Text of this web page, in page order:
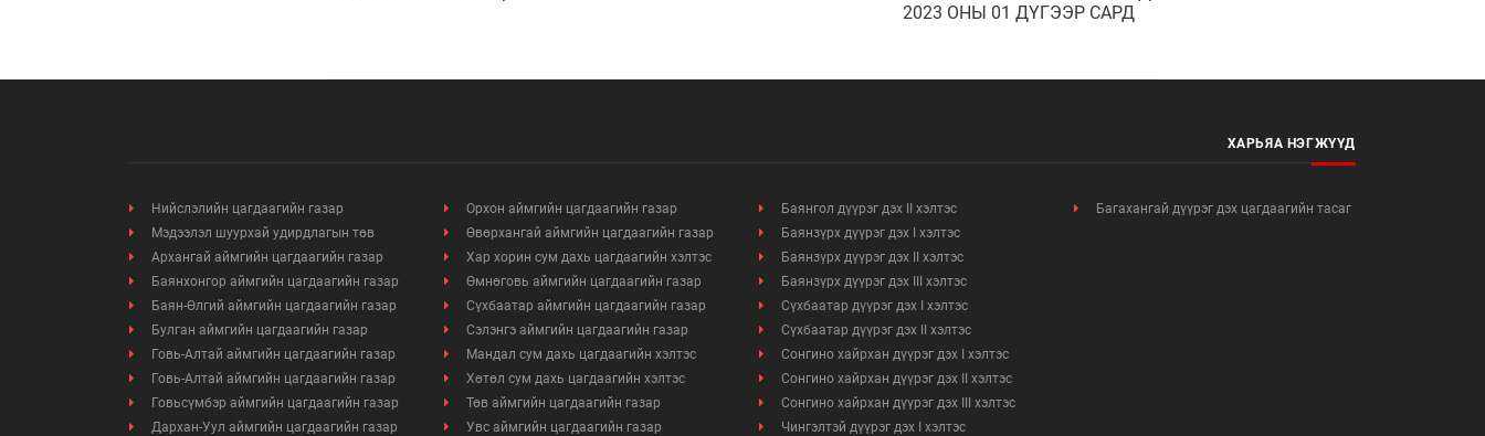
2023 ОНЫ 01 ДҮГЭЭР САРД
ХАРЬЯА НЭГЖҮҮД
Нийслэлийн цагдаагийн газар
Мэдээлэл шуурхай удирдлагын төв
Архангай аймгийн цагдаагийн газар
Баянхонгор аймгийн цагдаагийн газар
Баян-Өлгий аймгийн цагдаагийн газар
Булган аймгийн цагдаагийн газар
Говь-Алтай аймгийн цагдаагийн газар
Говь-Алтай аймгийн цагдаагийн газар
Говьсүмбэр аймгийн цагдаагийн газар
Дархан-Уул аймгийн цагдаагийн газар
Орхон аймгийн цагдаагийн газар
Өвөрхангай аймгийн цагдаагийн газар
Хар хорин сум дахь цагдаагийн хэлтэс
Өмнөговь аймгийн цагдаагийн газар
Сүхбаатар аймгийн цагдаагийн газар
Сэлэнгэ аймгийн цагдаагийн газар
Мандал сум дахь цагдаагийн хэлтэс
Хөтөл сум дахь цагдаагийн хэлтэс
Төв аймгийн цагдаагийн газар
Увс аймгийн цагдаагийн газар
Баянгол дүүрэг дэх II хэлтэс
Баянзүрх дүүрэг дэх I хэлтэс
Баянзүрх дүүрэг дэх II хэлтэс
Баянзүрх дүүрэг дэх III хэлтэс
Сүхбаатар дүүрэг дэх I хэлтэс
Сүхбаатар дүүрэг дэх II хэлтэс
Сонгино хайрхан дүүрэг дэх I хэлтэс
Сонгино хайрхан дүүрэг дэх II хэлтэс
Сонгино хайрхан дүүрэг дэх III хэлтэс
Чингэлтэй дүүрэг дэх I хэлтэс
Багахангай дүүрэг дэх цагдаагийн тасаг